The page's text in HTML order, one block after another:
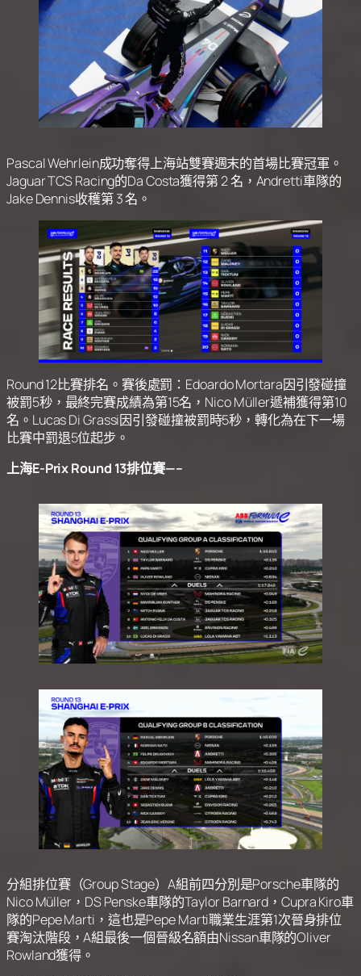
Pascal Wehrlein成功奪得上海站雙賽週末的首場比賽冠軍。
Jaguar TCS Racing的Da Costa獲得第 2 名，Andretti車隊的
Jake Dennis收穫第 3 名。
Round 12比賽排名。賽後處罰：Edoardo Mortara因引發碰撞
被罰5秒，最終完賽成績為第15名，Nico Müller遞補獲得第10
名。Lucas Di Grassi因引發碰撞被罰時5秒，轉化為在下一場
比賽中罰退5位起步。
上海E-Prix Round 13排位賽—–
分組排位賽（Group Stage）A組前四分別是Porsche車隊的
Nico Müller，DS Penske車隊的Taylor Barnard，Cupra Kiro車
隊的Pepe Marti，這也是Pepe Marti職業生涯第1次晉身排位
賽淘汰階段，A組最後一個晉級名額由Nissan車隊的Oliver
Rowland獲得。